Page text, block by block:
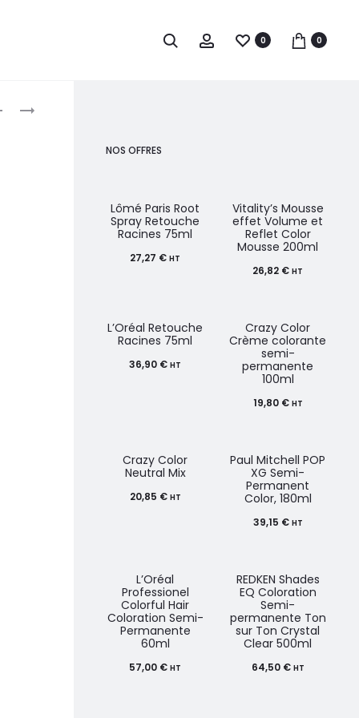
0 0
EUGENE
SCHWARZKOPF
NOS OFFRES
Lômé Paris Root
Spray Retouche
Racines 75ml
27,27 € HT
Vitality’s Mousse
effet Volume et
Reflet Color
Mousse 200ml
26,82 € HT
L’Oréal Retouche
Racines 75ml
36,90 € HT
Crazy Color
Crème colorante
semi-
permanente
100ml
19,80 € HT
Crazy Color
Neutral Mix
20,85 € HT
Paul Mitchell POP
XG Semi-
Permanent
Color, 180ml
39,15 € HT
L’Oréal
Professionel
Colorful Hair
Coloration Semi-
Permanente
60ml
57,00 € HT
REDKEN Shades
EQ Coloration
Semi-
permanente Ton
sur Ton Crystal
Clear 500ml
64,50 € HT